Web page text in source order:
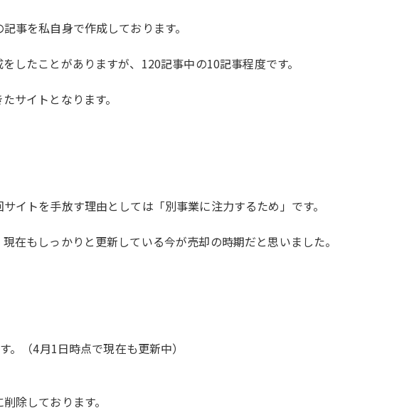
事を私自身で作成しております。
したことがありますが、120記事中の10記事程度です。
サイトとなります。
イトを手放す理由としては「別事業に注力するため」です。
在もしっかりと更新している今が売却の時期だと思いました。
（4月1日時点で現在も更新中）
除しております。